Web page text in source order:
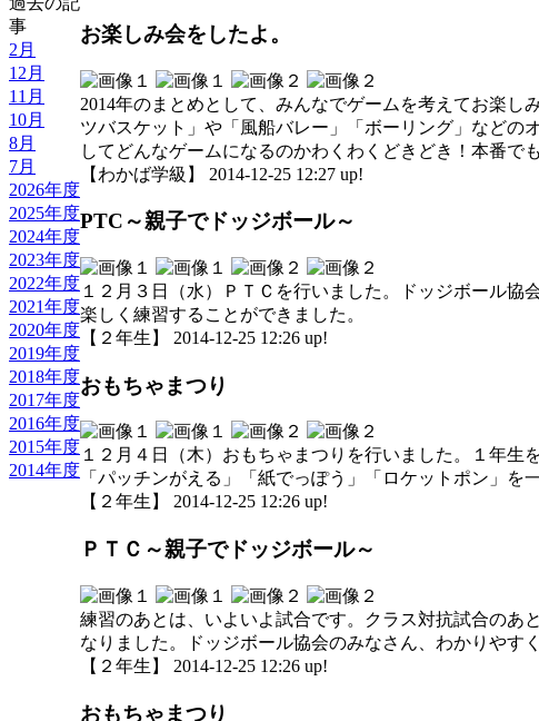
事
2月
12月
11月
10月
8月
7月
2026年度
2025年度
2024年度
2023年度
2022年度
2021年度
2020年度
2019年度
2018年度
2017年度
2016年度
2015年度
2014年度
お楽しみ会をしたよ。
2014年のまとめとして、みんなでゲームを考えてお楽
ツバスケット」や「風船バレー」「ボーリング」などの
してどんなゲームになるのかわくわくどきどき！本番で
【わかば学級】 2014-12-25 12:27 up!
PTC～親子でドッジボール～
１２月３日（水）ＰＴＣを行いました。ドッジボール
楽しく練習することができました。
【２年生】 2014-12-25 12:26 up!
おもちゃまつり
１２月４日（木）おもちゃまつりを行いました。１年生
「パッチンがえる」「紙でっぽう」「ロケットポン」を
【２年生】 2014-12-25 12:26 up!
ＰＴＣ～親子でドッジボール～
練習のあとは、いよいよ試合です。クラス対抗試合のあ
なりました。ドッジボール協会のみなさん、わかりやす
【２年生】 2014-12-25 12:26 up!
おもちゃまつり